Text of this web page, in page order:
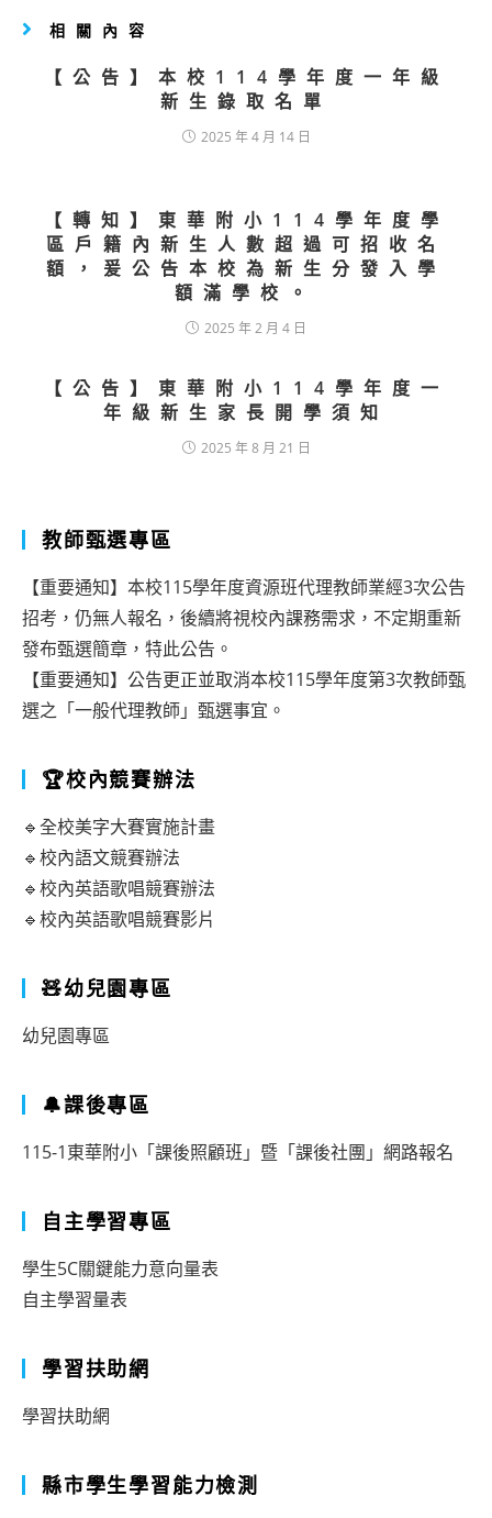
相關內容
【公告】本校114學年度一年級
新生錄取名單
2025 年 4 月 14 日
【轉知】東華附小114學年度學
區戶籍內新生人數超過可招收名
額，爰公告本校為新生分發入學
額滿學校。
2025 年 2 月 4 日
【公告】東華附小114學年度一
年級新生家長開學須知
2025 年 8 月 21 日
教師甄選專區
【重要通知】本校115學年度資源班代理教師業經3次公告
招考，仍無人報名，後續將視校內課務需求，不定期重新
發布甄選簡章，特此公告。
【重要通知】公告更正並取消本校115學年度第3次教師甄
選之「一般代理教師」甄選事宜。
🏆校內競賽辦法
🔹全校美字大賽實施計畫
🔹校內語文競賽辦法
🔹校內英語歌唱競賽辦法
🔹校內英語歌唱競賽影片
🧸幼兒園專區
幼兒園專區
🔔課後專區
115-1東華附小「課後照顧班」暨「課後社團」網路報名
自主學習專區
學生5C關鍵能力意向量表
自主學習量表
學習扶助網
學習扶助網
縣市學生學習能力檢測